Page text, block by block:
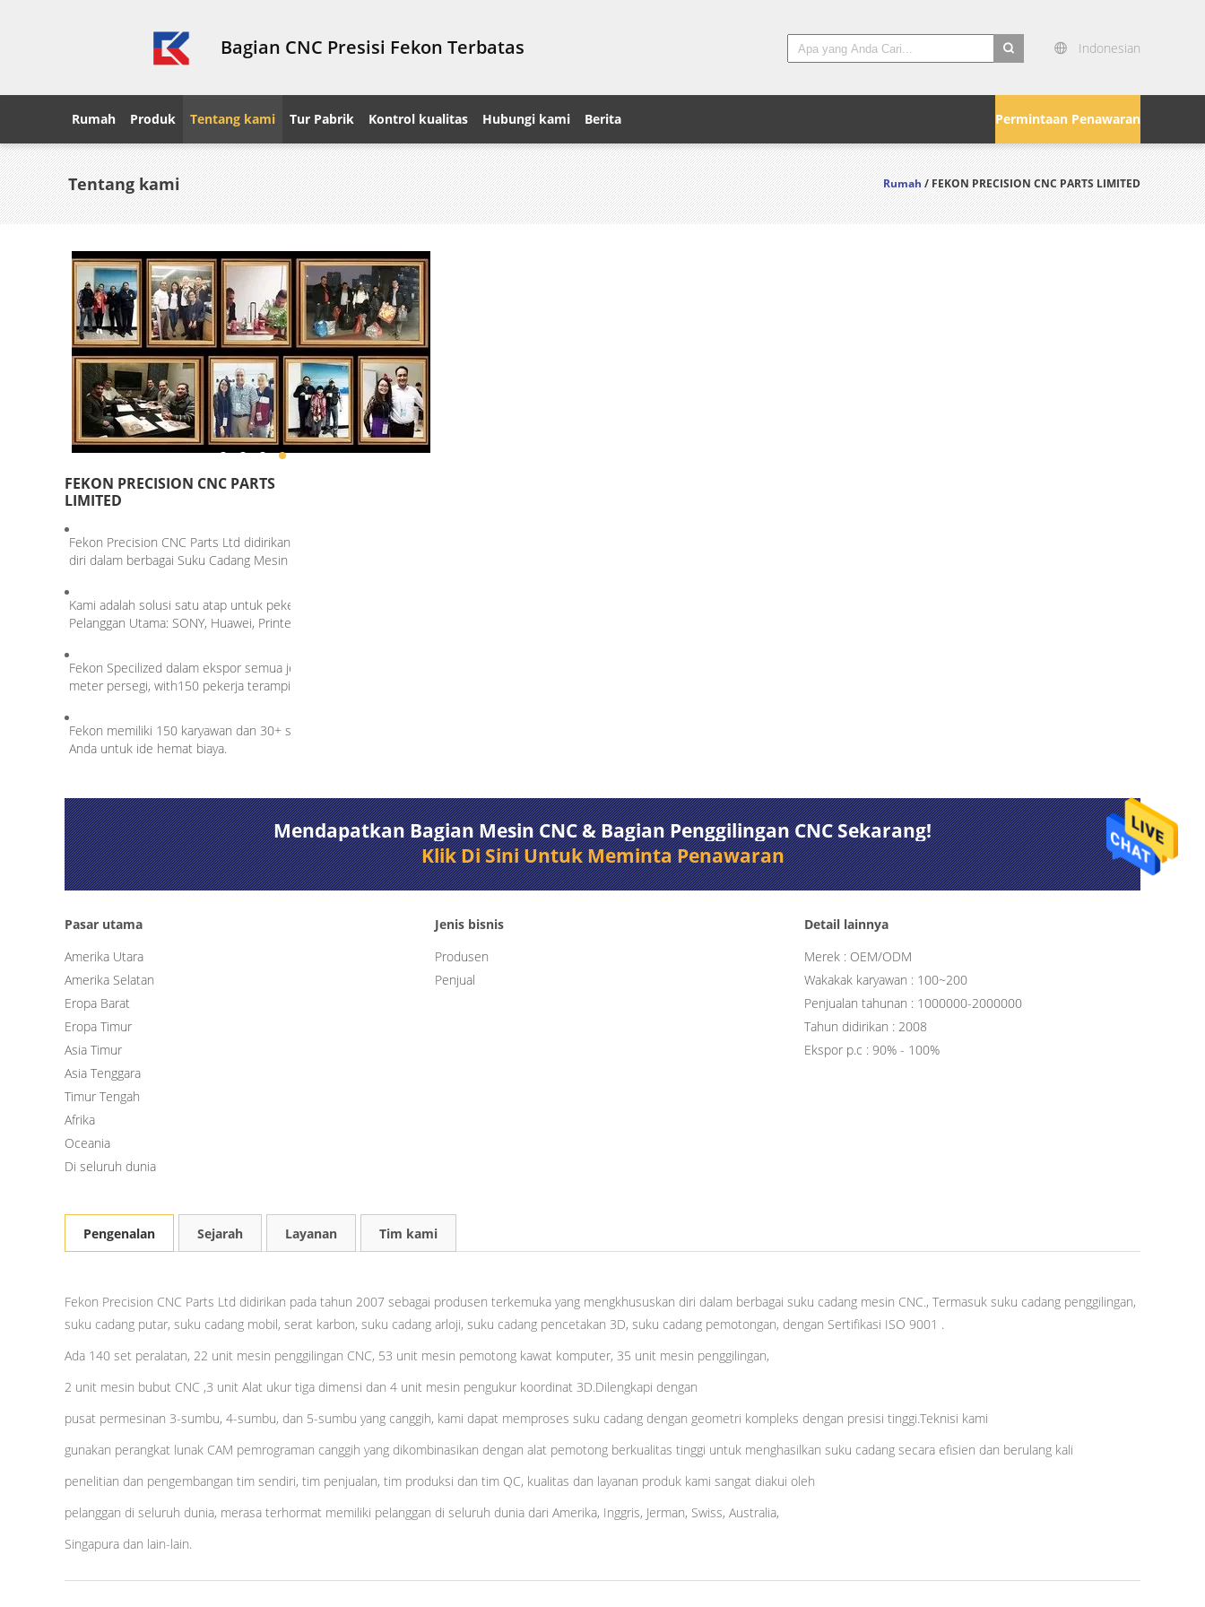
Bagian CNC Presisi Fekon Terbatas Indonesian
Permintaan Penawaran
Rumah Produk Tentang kami Tur Pabrik Kontrol kualitas Hubungi kami Berita
Tentang kami Rumah/ FEKON PRECISION CNC PARTS LIMITED
FEKON PRECISION CNC PARTS
LIMITED
Fekon Precision CNC Parts Ltd didirikan pada tahun 2007 sebagai produsen terkemuka yang mengkhususkan
diri dalam berbagai Suku Cadang Mesin CNC.
Kami adalah solusi satu atap untuk pekerjaan logam, umpan balik cepat dan pasokan kualitas yang baik.
Pelanggan Utama: SONY, Huawei, Printer HP, Limbach Jerman.
Fekon Specilized dalam ekspor semua jenis suku cadang perangkat keras presisi tinggi. Pabrik meliputi 1100
meter persegi, with150 pekerja terampil.
Fekon memiliki 150 karyawan dan 30+ staf R&D dan 98% dari 10 tahun pengalaman,kami dapat meninjau desain
Anda untuk ide hemat biaya.
Mendapatkan Bagian Mesin CNC & Bagian Penggilingan CNC Sekarang!
Klik Di Sini Untuk Meminta Penawaran
Pasar utama
Amerika Utara
Amerika Selatan
Eropa Barat
Eropa Timur
Asia Timur
Asia Tenggara
Timur Tengah
Afrika
Oceania
Di seluruh dunia
Jenis bisnis
Produsen
Penjual
Detail lainnya
Merek : OEM/ODM
Wakakak karyawan : 100~200
Penjualan tahunan : 1000000-2000000
Tahun didirikan : 2008
Ekspor p.c : 90% - 100%
Pengenalan Sejarah Layanan Tim kami
Fekon Precision CNC Parts Ltd didirikan pada tahun 2007 sebagai produsen terkemuka yang mengkhususkan diri dalam berbagai suku cadang mesin CNC., Termasuk suku cadang penggilingan,
suku cadang putar, suku cadang mobil, serat karbon, suku cadang arloji, suku cadang pencetakan 3D, suku cadang pemotongan, dengan Sertifikasi ISO 9001 .
Ada 140 set peralatan, 22 unit mesin penggilingan CNC, 53 unit mesin pemotong kawat komputer, 35 unit mesin penggilingan,
2 unit mesin bubut CNC ,3 unit Alat ukur tiga dimensi dan 4 unit mesin pengukur koordinat 3D.Dilengkapi dengan
pusat permesinan 3-sumbu, 4-sumbu, dan 5-sumbu yang canggih, kami dapat memproses suku cadang dengan geometri kompleks dengan presisi tinggi.Teknisi kami
gunakan perangkat lunak CAM pemrograman canggih yang dikombinasikan dengan alat pemotong berkualitas tinggi untuk menghasilkan suku cadang secara efisien dan berulang kali
penelitian dan pengembangan tim sendiri, tim penjualan, tim produksi dan tim QC, kualitas dan layanan produk kami sangat diakui oleh
pelanggan di seluruh dunia, merasa terhormat memiliki pelanggan di seluruh dunia dari Amerika, Inggris, Jerman, Swiss, Australia,
Singapura dan lain-lain.